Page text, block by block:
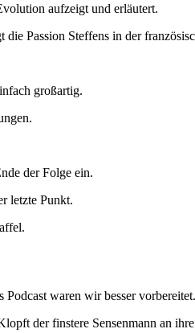
aufzeigt und erläutert.
Passion Steffens in der
großartig.
der Folge ein.
letzte Punkt.
waren wir besser
der finstere Sensenmann an